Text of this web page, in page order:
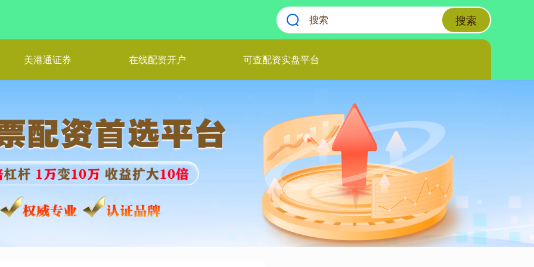
搜索
美港通证券 在线配资开户 可查配资实盘平台